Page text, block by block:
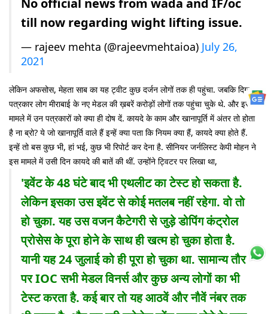
till now regarding wight lifting issue.
— rajeev mehta (@rajeevmehtaioa) July 26,
2021
लेकिन अफसोस, मेहता साब का यह ट्वीट कुछ दर्जन लोगों तक ही पहुंचा. जबकि दिग्गज
पत्रकार लोग मीराबाई के नए मेडल की ख़बरें करोड़ों लोगों तक पहुंचा चुके थे. और इस
मामले में उन पत्रकारों को क्या ही दोष दें. कायदे के काम और खानापूर्ति में अंतर तो होता
है ना ब्रो? ये जो खानापूर्ति वाले हैं इन्हें क्या पता कि नियम क्या हैं, कायदे क्या होते हैं.
इन्हें तो बस कुछ भी, हां भई, कुछ भी रिपोर्ट कर देना है. सीनियर जर्नलिस्ट केपी मोहन ने
इस मामले में उसी दिन कायदे की बातें की थीं. उन्होंने ट्विटर पर लिखा था,
'इवेंट के 48 घंटे बाद भी एथलीट का टेस्ट हो सकता है.
लेकिन इसका उस इवेंट से कोई मतलब नहीं रहेगा. वो तो
हो चुका. यह उस वजन कैटेगरी से जुड़े डोपिंग कंट्रोल
प्रोसेस के पूरा होने के साथ ही खत्म हो चुका होता है.
यानी यह 24 जुलाई को ही पूरा हो चुका था. सामान्य तौर
पर IOC सभी मेडल विनर्स और कुछ अन्य लोगों का भी
टेस्ट करता है. कई बार तो यह आठवें और नौवें नंबर तक